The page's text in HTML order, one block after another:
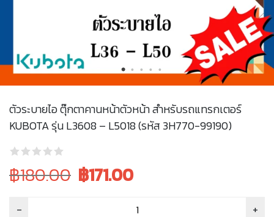
ตัวระบายไอ ตุ๊กตาคานหน้าตัวหน้า สำหรับรถแทรกเตอร์
KUBOTA รุ่น L3608 – L5018 (รหัส 3H770-99190)
Original
price
was:
฿180.00 Current
฿171.00